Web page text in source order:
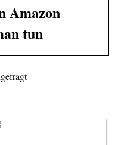
Amazon
tun